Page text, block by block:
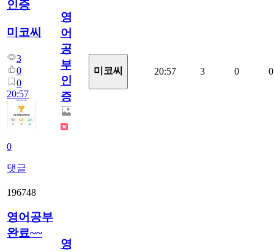
인증
미코씨
3
0
0
20:57
0
댓글
영
어
공
부
인
증
미코씨 20:57 3 0 0
196748
영어공부
완료~~
영